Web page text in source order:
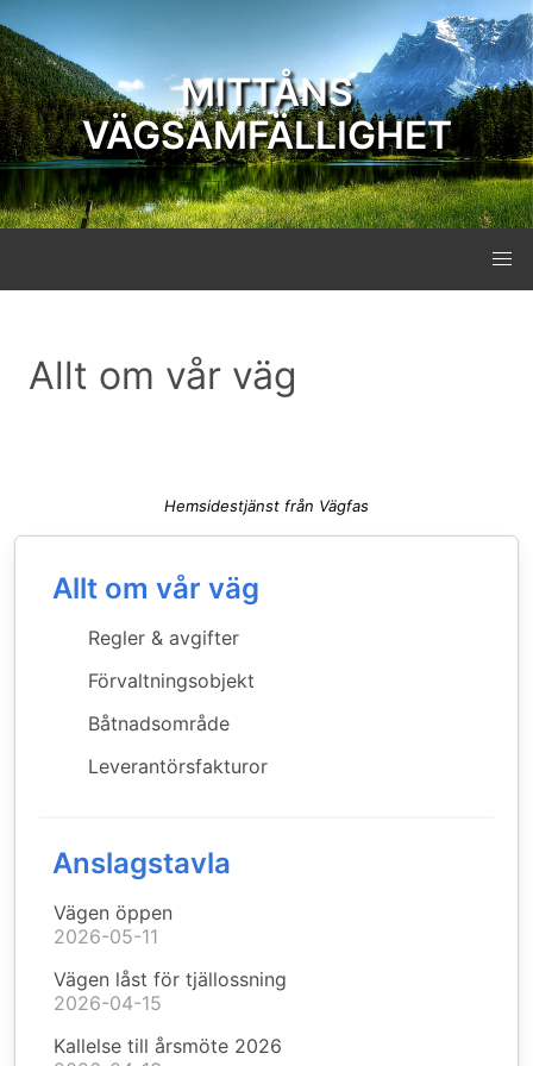
MITTÅNS
VÄGSAMFÄLLIGHET
Allt om vår väg
Hemsidestjänst från Vägfas
Allt om vår väg
Regler & avgifter
Förvaltningsobjekt
Båtnadsområde
Leverantörsfakturor
Anslagstavla
Vägen öppen
2026-05-11
Vägen låst för tjällossning
2026-04-15
Kallelse till årsmöte 2026